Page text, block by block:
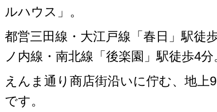
ルハウス」。
都営三田線・大江戸線「春日」駅徒
ノ内線・南北線「後楽園」駅徒歩4分
えんま通り商店街沿いに佇む、地上
です。